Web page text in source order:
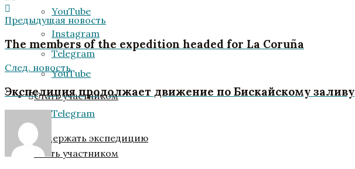
YouTube
Telegram
Стать участником
Поддержать экспедицию
Instagram
YouTube
Telegram
Стать участником
Предыдущая новость
The members of the expedition headed for La Coruña
След. новость
Экспедиция продолжает движение по Бискайскому заливу